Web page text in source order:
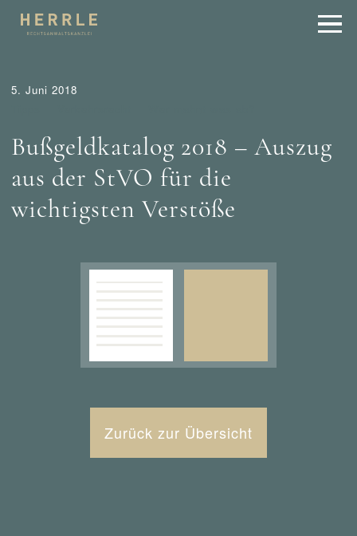
5. Juni 2018
Bußgeldkatalog 2018 – Auszug
aus der StVO für die
wichtigsten Verstöße
Zurück zur Übersicht